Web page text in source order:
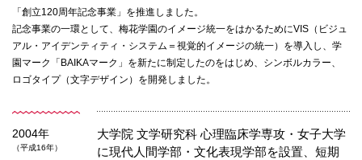
「創立120周年記念事業」を推進しました。
記念事業の一環として、梅花学園のイメージ統一をはかるためにVIS（ビジュ
アル・アイデンティティ・システム＝視覚的イメージの統一）を導入し、学
園マーク「BAIKAマーク」を新たに制定したのをはじめ、シンボルカラー、
ロゴタイプ（文字デザイン）を開発しました。
2004年
（平成16年）
大学院 文学研究科 心理臨床学専攻・女子大学
に現代人間学部・文化表現学部を設置、短期